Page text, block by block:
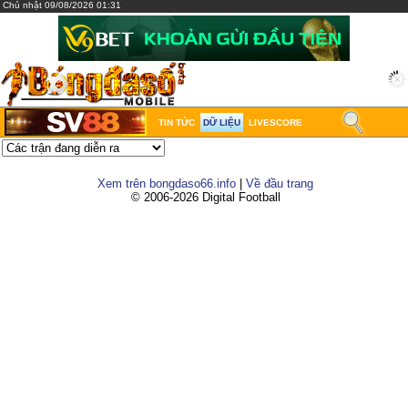
Chủ nhật 09/08/2026 01:31
TIN TỨC DỮ LIỆU LIVESCORE
Xem trên bongdaso66.info
Về đầu trang
© 2006-2026 Digital Football